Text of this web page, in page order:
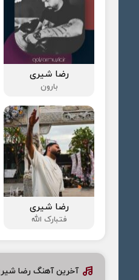
رضا شیری
بارون
رضا شیری
فتبارک الله
آخرین آهنگ رضا